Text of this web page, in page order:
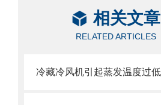
相关文章
RELATED ARTICLES